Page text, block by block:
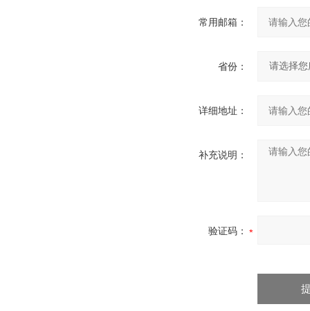
常用邮箱：
省份：
详细地址：
补充说明：
验证码：